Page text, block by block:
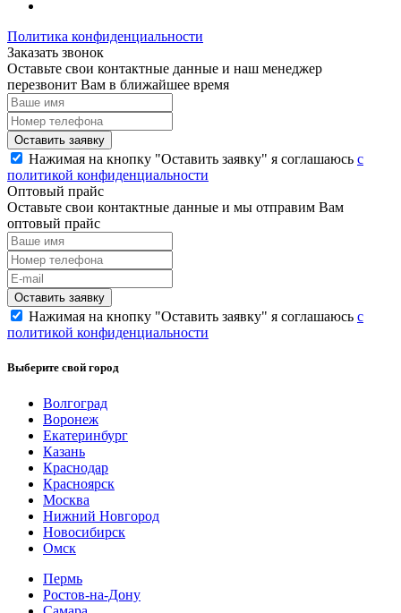
Политика конфиденциальности
Заказать звонок
Оставьте свои контактные данные и наш менеджер
перезвонит Вам в ближайшее время
Нажимая на кнопку "Оставить заявку" я соглашаюсь с
политикой конфиденциальности
Оптовый прайс
Оставьте свои контактные данные и мы отправим Вам
оптовый прайс
Нажимая на кнопку "Оставить заявку" я соглашаюсь с
политикой конфиденциальности
Выберите свой город
Волгоград
Воронеж
Екатеринбург
Казань
Краснодар
Красноярск
Москва
Нижний Новгород
Новосибирск
Омск
Пермь
Ростов-на-Дону